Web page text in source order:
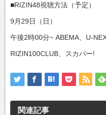
■RIZIN48視聴方法（予定）
9月29日（日）
午後2時00分~ ABEMA、U-
RIZIN100CLUB、スカパー!
関連記事